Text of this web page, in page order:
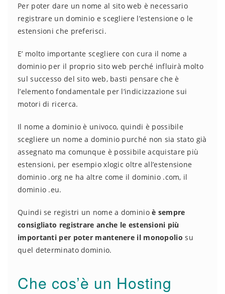
Per poter dare un nome al sito web è necessario
registrare un dominio e scegliere l’estensione o le
estensioni che preferisci.
E’ molto importante scegliere con cura il nome a
dominio per il proprio sito web perché influirà molto
sul successo del sito web, basti pensare che è
l’elemento fondamentale per l’indicizzazione sui
motori di ricerca.
Il nome a dominio è univoco, quindi è possibile
scegliere un nome a dominio purché non sia stato già
assegnato ma comunque è possibile acquistare più
estensioni, per esempio xlogic oltre all’estensione
dominio .org ne ha altre come il dominio .com, il
dominio .eu.
Quindi se registri un nome a dominioè sempre
consigliato registrare anche le estensioni più
importanti per poter mantenere il monopolio su
quel determinato dominio.
Che cos’è un Hosting